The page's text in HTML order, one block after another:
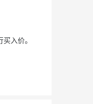
入价。